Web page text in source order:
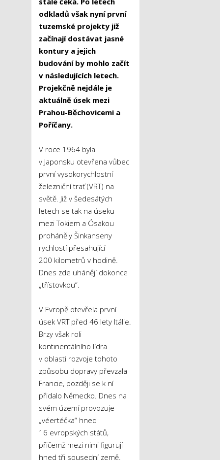
odkladů však nyní první
tuzemské projekty již
začínají dostávat jasné
kontury a jejich
budování by mohlo začít
v následujících letech.
Projekčně nejdále je
aktuálně úsek mezi
Prahou-Běchovicemi a
Poříčany.
V roce 1964 byla
v Japonsku otevřena vůbec
první vysokorychlostní
železniční trať (VRT) na
světě. Již v šedesátých
letech se tak na úseku
mezi Tokiem a Ósakou
proháněly Šinkanseny
rychlostí přesahující
200 kilometrů v hodině.
Dnes zde uhánějí dokonce
„třístovkou“.
V Evropě otevřela první
úsek VRT před 46 lety Itálie.
Brzy však roli
kontinentálního lídra
v oblasti rozvoje tohoto
způsobu dopravy převzala
Francie, později se k ní
přidalo Německo. Dnes na
svém území provozuje
„véertéčka“ hned
16 evropských států,
přičemž mezi nimi figurují
hned tři sousední země.